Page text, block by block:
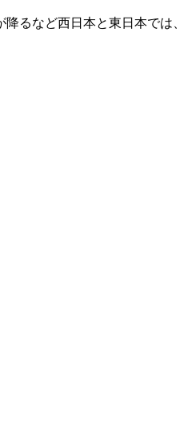
るなど西日本と東日本では、